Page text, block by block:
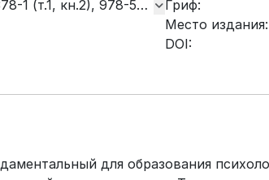
1 (т.1, кн.2), 978-5-
Гриф:
Место издания:
DOI:
для образования